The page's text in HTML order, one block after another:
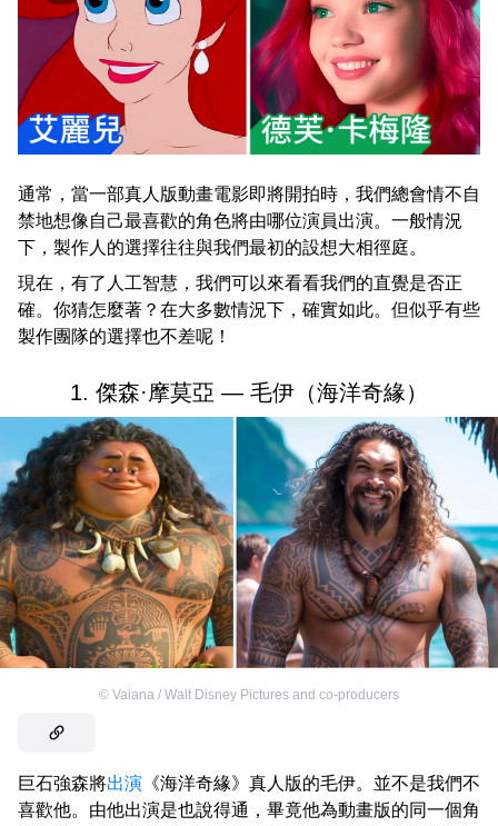
通常，當一部真人版動畫電影即將開拍時，我們總會情不自
禁地想像自己最喜歡的角色將由哪位演員出演。一般情況
下，製作人的選擇往往與我們最初的設想大相徑庭。
現在，有了人工智慧，我們可以來看看我們的直覺是否正
確。你猜怎麼著？在大多數情況下，確實如此。但似乎有些
製作團隊的選擇也不差呢！
1. 傑森·摩莫亞 — 毛伊（海洋奇緣）
© Vaiana / Walt Disney Pictures and co-producers
巨石強森將出演 《海洋奇緣》真人版的毛伊。並不是我們不
喜歡他。由他出演是也說得通，畢竟他為動畫版的同一個角